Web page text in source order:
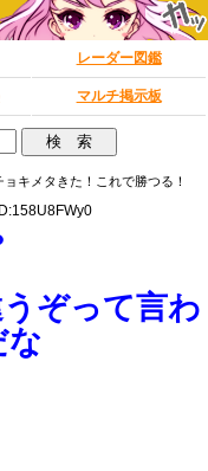
レーダー図鑑
マルチ掲示板
ョキメタきた！これで勝つる！
ぞって言わ
な